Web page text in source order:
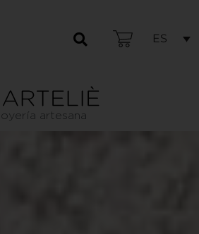
ES
Joyería artesana